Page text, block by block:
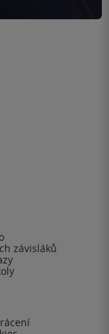
závisláků